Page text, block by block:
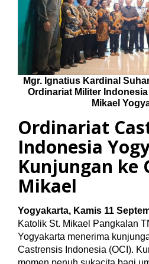
Mgr. Ignatius Kardinal
Ordinariat Militer
Mikael
Ordinariat
Indonesia
Kunjungan ke
Mikael
Yogyakarta, Kamis 11
Katolik St. Mikael Pangkalan
Yogyakarta menerima
Castrensis Indonesia (OCI).